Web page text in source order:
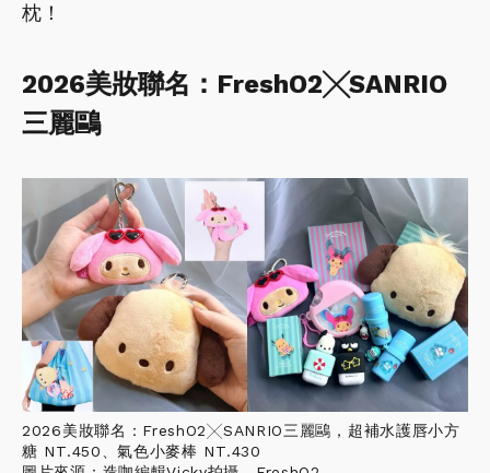
枕！
2026美妝聯名：FreshO2╳SANRIO
三麗鷗
2026美妝聯名：FreshO2╳SANRIO三麗鷗，超補水護唇小方
糖 NT.450、氣色小麥棒 NT.430